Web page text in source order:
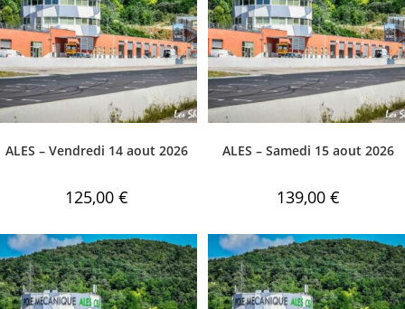
ALES – Vendredi 14 aout 2026
125,00 €
ALES – Samedi 15 aout 2026
139,00 €